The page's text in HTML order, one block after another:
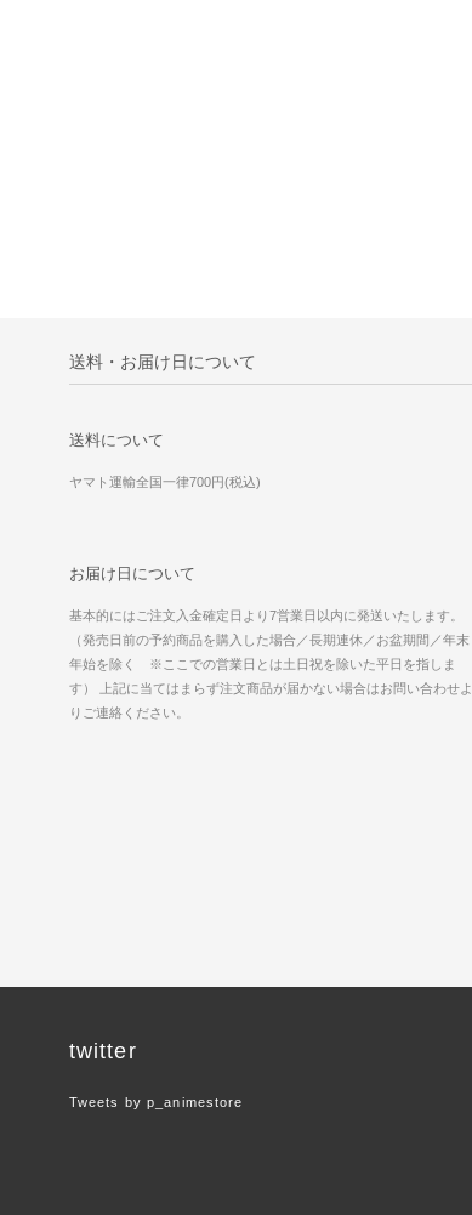
送料・お届け日について
送料について
ヤマト運輸全国一律700円(税込)
お届け日について
基本的にはご注文入金確定日より7営業日以内に発送いたします。
（発売日前の予約商品を購入した場合／長期連休／お盆期間／年末
年始を除く ※ここでの営業日とは土日祝を除いた平日を指しま
す） 上記に当てはまらず注文商品が届かない場合はお問い合わせよ
りご連絡ください。
twitter
Tweets by p_animestore